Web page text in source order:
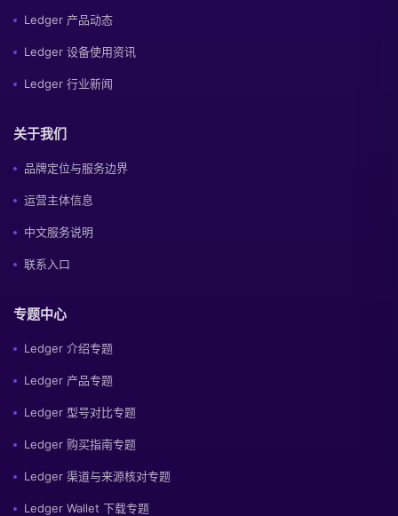
Ledger 产品动态
Ledger 设备使用资讯
Ledger 行业新闻
关于我们
品牌定位与服务边界
运营主体信息
中文服务说明
联系入口
专题中心
Ledger 介绍专题
Ledger 产品专题
Ledger 型号对比专题
Ledger 购买指南专题
Ledger 渠道与来源核对专题
Ledger Wallet 下载专题